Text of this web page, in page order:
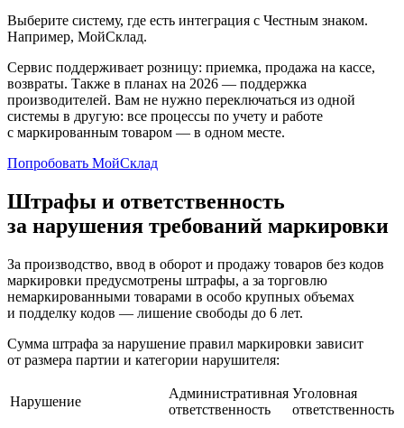
Выберите систему, где есть интеграция с Честным знаком.
Например, МойСклад.
Сервис поддерживает розницу: приемка, продажа на кассе,
возвраты. Также в планах на 2026 — поддержка
производителей. Вам не нужно переключаться из одной
системы в другую: все процессы по учету и работе
с маркированным товаром — в одном месте.
Попробовать МойСклад
Штрафы и ответственность
за нарушения требований маркировки
За производство, ввод в оборот и продажу товаров без кодов
маркировки предусмотрены штрафы, а за торговлю
немаркированными товарами в особо крупных объемах
и подделку кодов — лишение свободы до 6 лет.
Сумма штрафа за нарушение правил маркировки зависит
от размера партии и категории нарушителя:
Нарушение
Административная
ответственность
Уголовная
ответственность